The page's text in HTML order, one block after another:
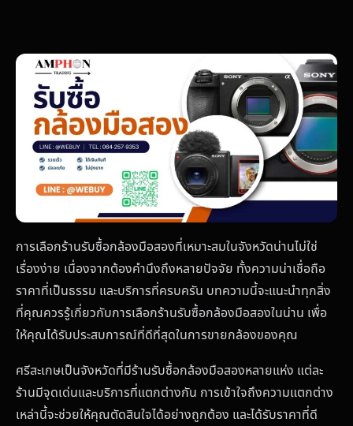
การเลือกร้านรับซื้อกล้องมือสองที่เหมาะสมในจังหวัดน่านไม่ใช่
เรื่องง่าย เนื่องจากต้องคำนึงถึงหลายปัจจัย ทั้งความน่าเชื่อถือ
ราคาที่เป็นธรรม และบริการที่ครบครัน บทความนี้จะแนะนำทุกสิ่ง
ที่คุณควรรู้เกี่ยวกับการเลือกร้านรับซื้อกล้องมือสองในน่าน เพื่อ
ให้คุณได้รับประสบการณ์ที่ดีที่สุดในการขายกล้องของคุณ
ศรีสะเกษเป็นจังหวัดที่มีร้านรับซื้อกล้องมือสองหลายแห่ง แต่ละ
ร้านมีจุดเด่นและบริการที่แตกต่างกัน การเข้าใจถึงความแตกต่าง
เหล่านี้จะช่วยให้คุณตัดสินใจได้อย่างถูกต้อง และได้รับราคาที่ดี